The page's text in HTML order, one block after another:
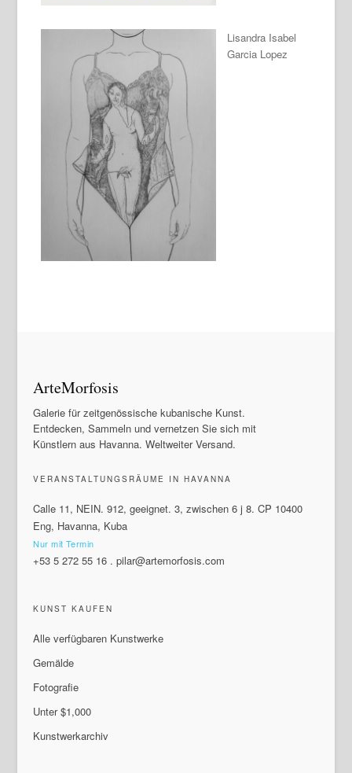
Lisandra Isabel
Garcia Lopez
ArteMorfosis
Galerie für zeitgenössische kubanische Kunst.
Entdecken, Sammeln und vernetzen Sie sich mit
Künstlern aus Havanna. Weltweiter Versand.
VERANSTALTUNGSRÄUME IN HAVANNA
Calle 11, NEIN. 912, geeignet. 3, zwischen 6 j 8. CP 10400
Eng, Havanna, Kuba
Nur mit Termin
+53 5 272 55 16 .pilar@artemorfosis.com
KUNST KAUFEN
Alle verfügbaren Kunstwerke
Gemälde
Fotografie
Unter $1,000
Kunstwerkarchiv